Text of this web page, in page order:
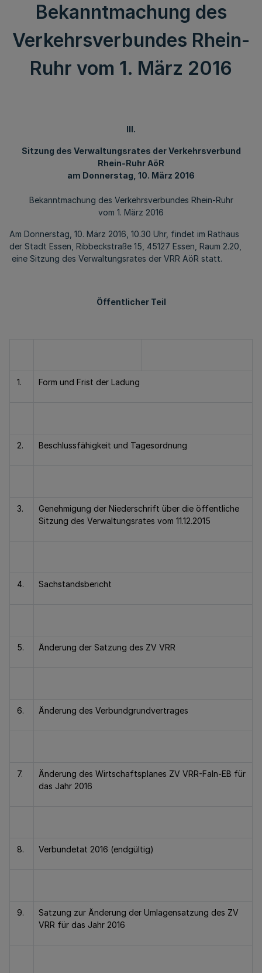
Bekanntmachung des
Verkehrsverbundes Rhein-
Ruhr vom 1. März 2016
III.
Sitzung des Verwaltungsrates der Verkehrsverbund
Rhein-Ruhr AöR
am Donnerstag, 10. März 2016
Bekanntmachung des Verkehrsverbundes Rhein-Ruhr
vom 1. März 2016
Am Donnerstag, 10. März 2016, 10.30 Uhr, findet im Rathaus
der Stadt Essen, Ribbeckstraße 15, 45127 Essen, Raum 2.20,
eine Sitzung des Verwaltungsrates der VRR AöR statt.
Öffentlicher Teil
1. Form und Frist der Ladung
2. Beschlussfähigkeit und Tagesordnung
3.
Genehmigung der Niederschrift über die öffentliche
Sitzung des Verwaltungsrates vom 11.12.2015
4. Sachstandsbericht
5. Änderung der Satzung des ZV VRR
6. Änderung des Verbundgrundvertrages
7.
Änderung des Wirtschaftsplanes ZV VRR-FaIn-EB für
das Jahr 2016
8. Verbundetat 2016 (endgültig)
9.
Satzung zur Änderung der Umlagensatzung des ZV
VRR für das Jahr 2016